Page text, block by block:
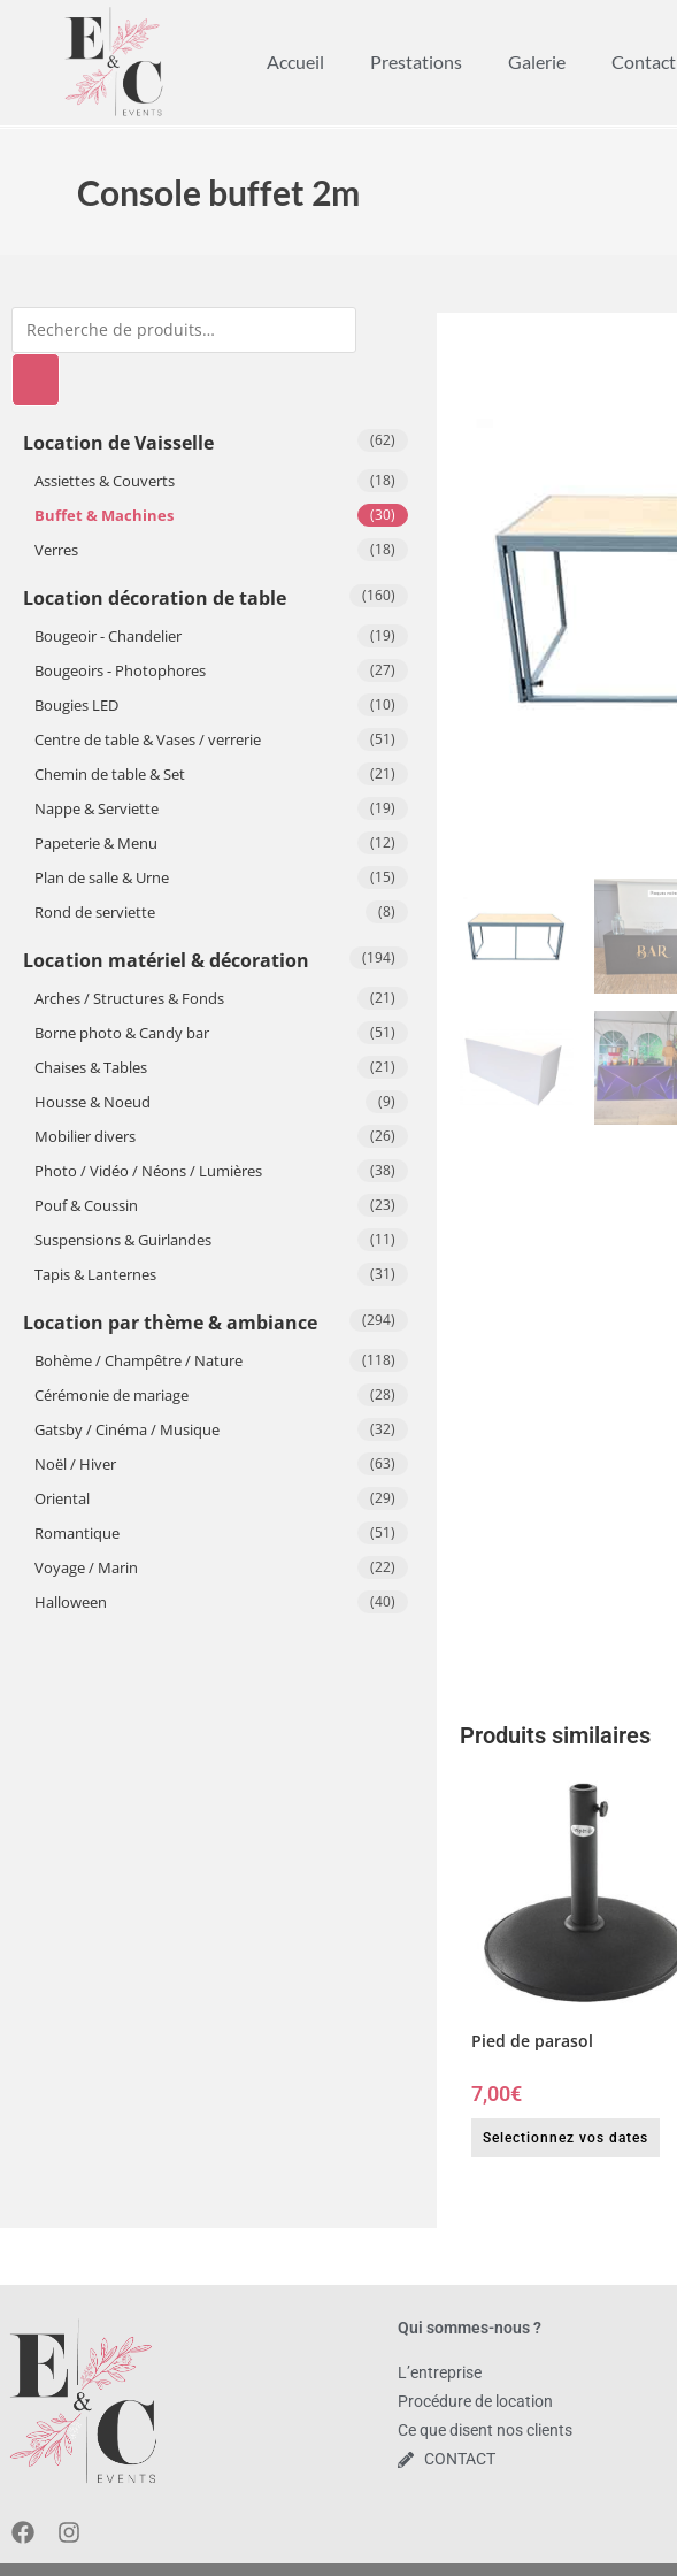
Accueil Prestations Galerie Contact
Console buffet 2m
Location de Vaisselle (62)
Assiettes & Couverts (18)
Buffet & Machines (30)
Verres (18)
Location décoration de table (160)
Bougeoir - Chandelier (19)
Bougeoirs - Photophores (27)
Bougies LED (10)
Centre de table & Vases / verrerie (51)
Chemin de table & Set (21)
Nappe & Serviette (19)
Papeterie & Menu (12)
Plan de salle & Urne (15)
Rond de serviette (8)
Location matériel & décoration (194)
Arches / Structures & Fonds (21)
Borne photo & Candy bar (51)
Chaises & Tables (21)
Housse & Noeud (9)
Mobilier divers (26)
Photo / Vidéo / Néons / Lumières (38)
Pouf & Coussin (23)
Suspensions & Guirlandes (11)
Tapis & Lanternes (31)
Location par thème & ambiance (294)
Bohème / Champêtre / Nature (118)
Cérémonie de mariage (28)
Gatsby / Cinéma / Musique (32)
Noël / Hiver (63)
Oriental (29)
Romantique (51)
Voyage / Marin (22)
​Halloween (40)
Produits similaires
Pied de parasol
7,00€
Selectionnez vos dates
Qui sommes-nous ?
L’entreprise
Procédure de location
Ce que disent nos clients
CONTACT